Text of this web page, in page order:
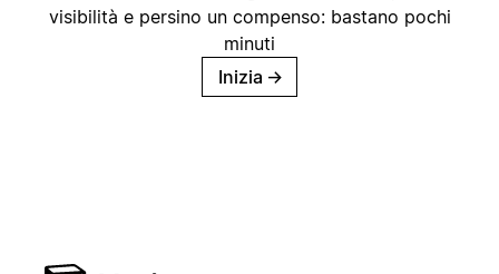
visibilità e persino un compenso: bastano pochi
minuti
Inizia →